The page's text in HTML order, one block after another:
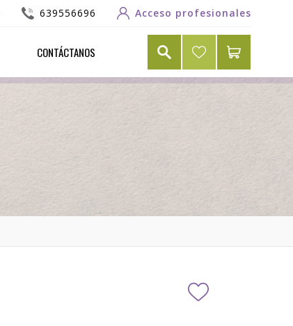
639556696 Acceso profesionales
CONTÁCTANOS